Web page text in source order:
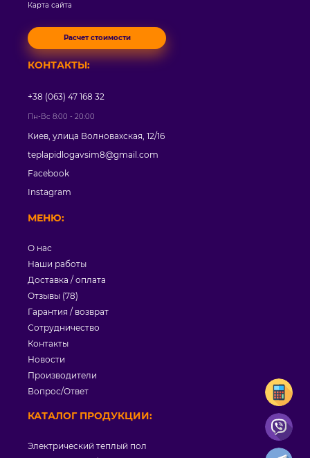
Карта сайта
Расчет стоимости
МЕНЮ:
О нас
Наши работы
Доставка / оплата
Отзывы (78)
Гарантия / возврат
Сотрудничество
Контакты
Новости
Производители
Вопрос/Ответ
КАТАЛОГ ПРОДУКЦИИ:
Электрический теплый пол
КОНТАКТЫ:
+38 (063) 47 168 32
Пн-Вс 8:00 - 20:00
Киев, улица Волновахская, 12/16
teplapidlogavsim8@gmail.com
Facebook
Instagram